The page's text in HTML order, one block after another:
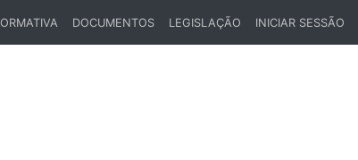
DOCUMENTOS LEGISLAÇÃO INICIAR SESSÃO